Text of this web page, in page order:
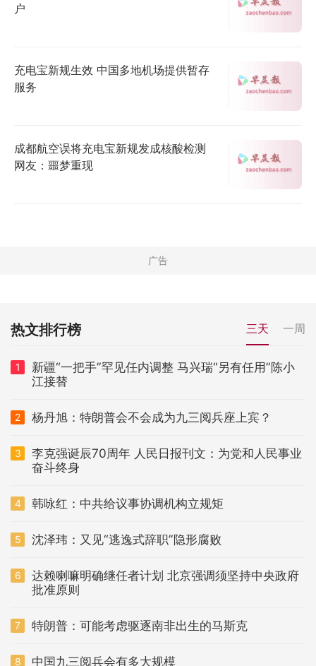
户
充电宝新规生效 中国多地机场提供暂存
服务
成都航空误将充电宝新规发成核酸检测
网友：噩梦重现
热文排行榜 三天 一周
1
新疆“一把手”罕见任内调整 马兴瑞“另有任用”陈小
江接替
2 杨丹旭：特朗普会不会成为九三阅兵座上宾？
3
李克强诞辰70周年 人民日报刊文：为党和人民事业
奋斗终身
4 韩咏红：中共给议事协调机构立规矩
5 沈泽玮：又见“逃逸式辞职”隐形腐败
6
达赖喇嘛明确继任者计划 北京强调须坚持中央政府
批准原则
7 特朗普：可能考虑驱逐南非出生的马斯克
8 中国九三阅兵会有多大规模